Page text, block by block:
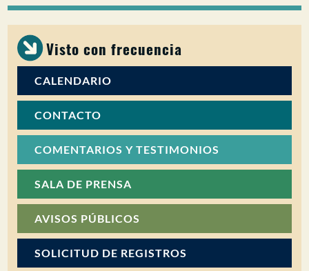
Visto con frecuencia
CALENDARIO
CONTACTO
COMENTARIOS Y TESTIMONIOS
SALA DE PRENSA
AVISOS PÚBLICOS
SOLICITUD DE REGISTROS